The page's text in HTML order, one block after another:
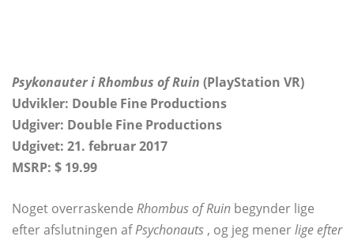
Psykonauter i Rhombus of Ruin (PlayStation VR)
Udvikler: Double Fine Productions
Udgiver: Double Fine Productions
Udgivet: 21. februar 2017
MSRP: $ 19.99
Noget overraskende Rhombus of Ruin begynder lige
efter afslutningen afPsychonauts , og jeg menerlige efter